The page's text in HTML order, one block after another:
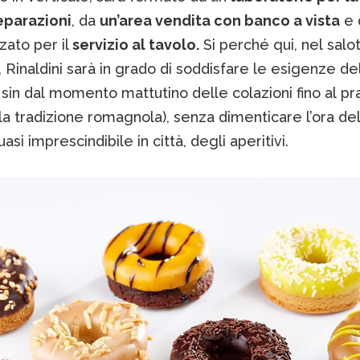
, da un’area vendita con banco a vistae
per ilservizio al tavolo.Si perché qui, nel
Rinaldini sarà in grado di soddisfare le esigenze
dal momento mattutino delle colazioni fino al
tradizione romagnola), senza dimenticare l’ora
imprescindibile in città, degli aperitivi.